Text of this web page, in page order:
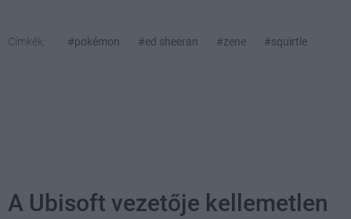
Címkék: #pokémon #ed sheeran #zene #squirtle
A Ubisoft vezetője kellemetlen